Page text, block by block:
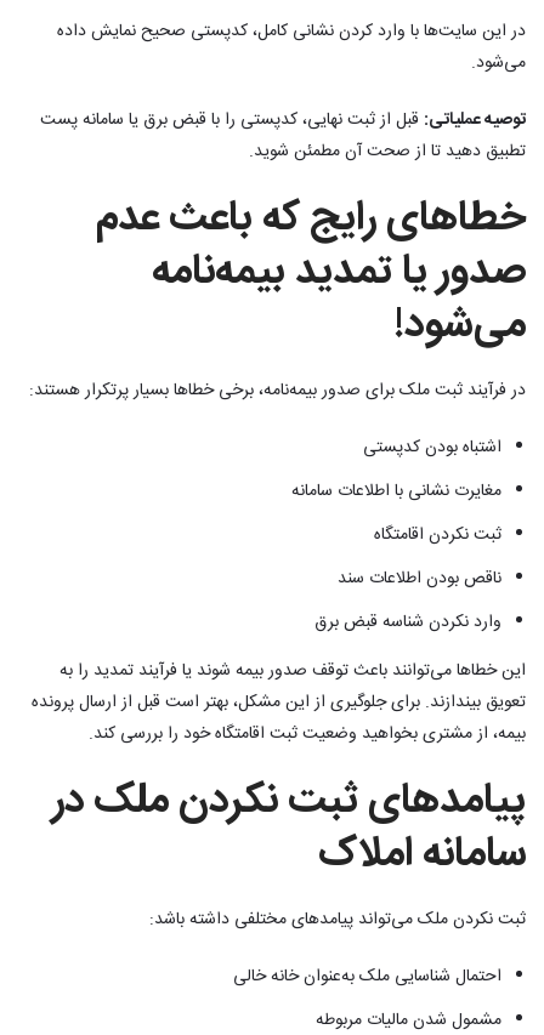
در این سایت‌ها با وارد کردن نشانی کامل، کدپستی صحیح نمایش داده
می‌شود.
توصیه عملیاتی: قبل از ثبت نهایی، کدپستی را با قبض برق یا سامانه پست
تطبیق دهید تا از صحت آن مطمئن شوید.
خطاهای رایج که باعث عدم
صدور یا تمدید بیمه‌نامه
می‌شود!
در فرآیند ثبت ملک برای صدور بیمه‌نامه، برخی خطاها بسیار پرتکرار هستند:
اشتباه بودن کدپستی
مغایرت نشانی با اطلاعات سامانه
ثبت نکردن اقامتگاه
ناقص بودن اطلاعات سند
وارد نکردن شناسه قبض برق
این خطاها می‌توانند باعث توقف صدور بیمه شوند یا فرآیند تمدید را به
تعویق بیندازند. برای جلوگیری از این مشکل، بهتر است قبل از ارسال پرونده
بیمه، از مشتری بخواهید وضعیت ثبت اقامتگاه خود را بررسی کند.
پیامدهای ثبت نکردن ملک در
سامانه املاک
ثبت نکردن ملک می‌تواند پیامدهای مختلفی داشته باشد:
احتمال شناسایی ملک به‌عنوان خانه خالی
مشمول شدن مالیات مربوطه